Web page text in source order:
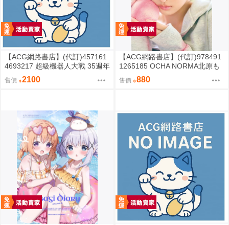
【ACG網路書店】(代訂)457161
4693217 超級機器人大戰 35週年
紀念 JAM Project 主題歌完整專
輯 通常盤
售價 2100
【ACG網路書店】(代訂)978491
1265185 OCHA NORMA北原も
も 寫真集「もももてぃーん。」
售價 880